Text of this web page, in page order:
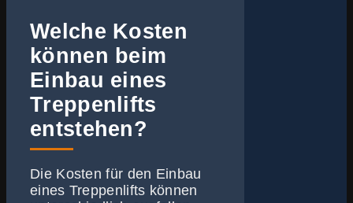
Welche Kosten
können beim
Einbau eines
Treppenlifts
entstehen?
Die Kosten für den Einbau
eines Treppenlifts können